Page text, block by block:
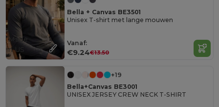
Bella + Canvas BE3501
Unisex T-shirt met lange mouwen
Vanaf:
€9.24€13.50
Made
in US
+19
Bella+Canvas BE3001
UNISEX JERSEY CREW NECK T-SHIRT